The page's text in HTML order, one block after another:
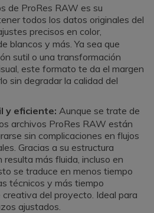
de ProRes RAW es su
todos los datos originales del
precisos en color,
blancos y más. Ya sea que
sutil o una transformación
este formato te da el margen
sin degradar la calidad del
y eficiente: Aunque se trate de
archivos ProRes RAW están
sin complicaciones en flujos
Gracias a su estructura
resulta más fluida, incluso en
se traduce en menos tiempo
técnicos y más tiempo
del proyecto. Ideal para
ajustados.